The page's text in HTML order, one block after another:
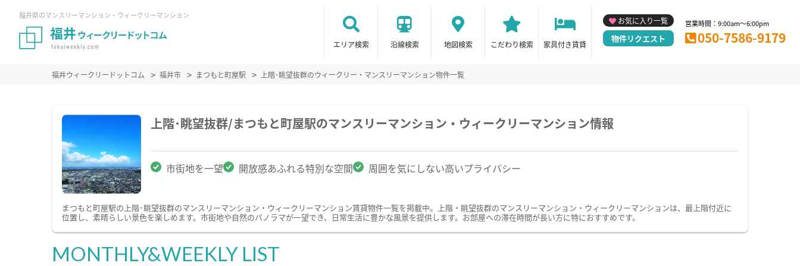
福井県のマンスリーマンション・ウィークリーマンション
エリア検索 沿線検索 地図検索 こだわり検索 家具付き賃貸
お気に入り一覧
物件リクエスト
営業時間：9:00am～6:00pm
050-7586-9179
福井ウィークリードットコム 福井市 まつもと町屋駅 上階･眺望抜群のウィークリー・マンスリーマンション物件一覧
上階･眺望抜群/まつもと町屋駅のマンスリーマンション・ウィークリーマンション情報
市街地を一望 開放感あふれる特別な空間 周囲を気にしない高いプライバシー
まつもと町屋駅の上階･眺望抜群のマンスリーマンション・ウィークリーマンション賃貸物件一覧を掲載中。上階・眺望抜群のマンスリーマンション・ウィークリーマンションは、最上階付近に
位置し、素晴らしい景色を楽しめます。市街地や自然のパノラマが一望でき、日常生活に豊かな風景を提供します。お部屋への滞在時間が長い方に特におすすめです。
MONTHLY&WEEKLY LIST